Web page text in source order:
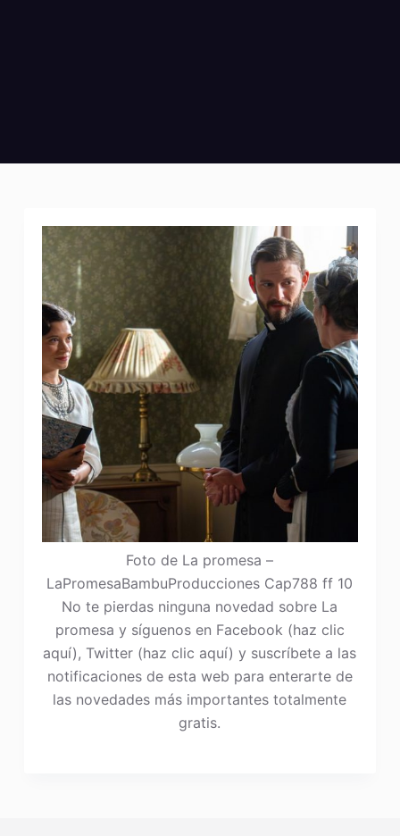
Foto de La promesa –
LaPromesaBambuProducciones Cap788 ff 10
No te pierdas ninguna novedad sobre La
promesa y síguenos en Facebook (haz clic
aquí), Twitter (haz clic aquí) y suscríbete a las
notificaciones de esta web para enterarte de
las novedades más importantes totalmente
gratis.